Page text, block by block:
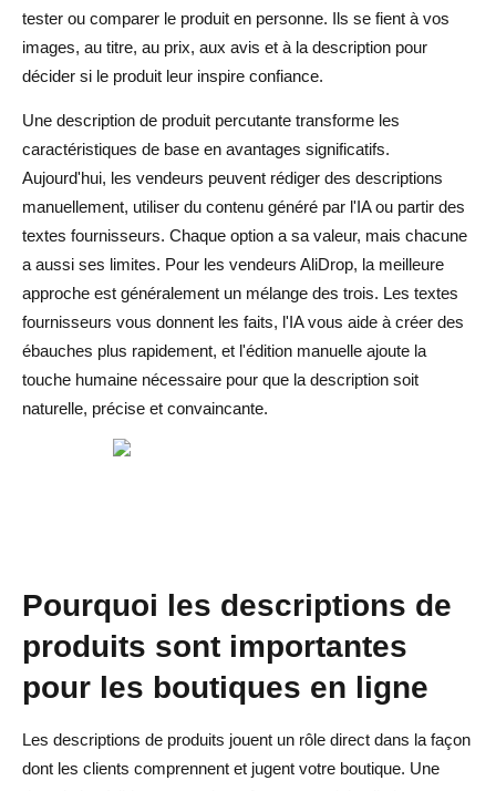
L'IA au service de la rapidité
Privilégiez la rédaction manuelle pour les produits
Comment rédiger des descriptions de produits qui
convertissent
Commencez par le principal avantage
Utilisez des puces axées sur les avantages
Ajouter des détails pratiques sur le produit
Conseils SEO pour les descriptions de produits
Exemple un : Anti-poils pour animaux
Exemple deux : Organisateur de bijoux de voyage
Exemple trois : Organisateur de câbles
Conclusion
FAQ sur la rédaction de descriptions de produits qui
tester ou comparer le produit en personne. Ils se fient à vos
images, au titre, au prix, aux avis et à la description pour
décider si le produit leur inspire confiance.
Une description de produit percutante transforme les
caractéristiques de base en avantages significatifs.
Aujourd'hui, les vendeurs peuvent rédiger des descriptions
manuellement, utiliser du contenu généré par l'IA ou partir des
textes fournisseurs. Chaque option a sa valeur, mais chacune
a aussi ses limites. Pour les vendeurs AliDrop, la meilleure
approche est généralement un mélange des trois. Les textes
fournisseurs vous donnent les faits, l'IA vous aide à créer des
ébauches plus rapidement, et l'édition manuelle ajoute la
touche humaine nécessaire pour que la description soit
naturelle, précise et convaincante.
Pourquoi les descriptions de
produits sont importantes
pour les boutiques en ligne
Les descriptions de produits jouent un rôle direct dans la façon
dont les clients comprennent et jugent votre boutique. Une